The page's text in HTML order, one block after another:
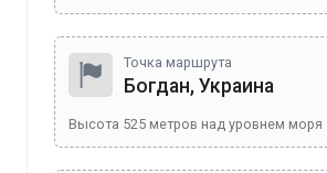
Точка маршрута
Богдан, Украина
Высота 525 метров над уровнем моря